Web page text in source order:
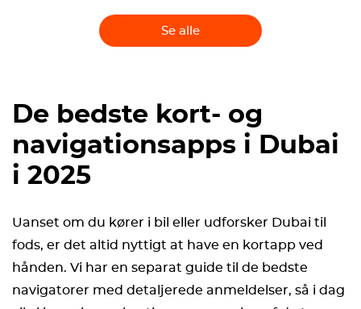
Se alle
De bedste kort- og
navigationsapps i Dubai
i 2025
Uanset om du kører i bil eller udforsker Dubai til
fods, er det altid nyttigt at have en kortapp ved
hånden. Vi har en separat guide til de bedste
navigatorer med detaljerede anmeldelser, så i dag